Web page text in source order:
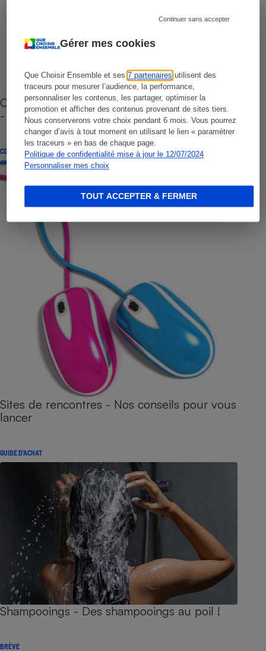
Gérer mes cookies
Que Choisir Ensemble et ses7 partenaires utilisent des
traceurs pour mesurer l’audience, la performance,
personnaliser les contenus, les partager, optimiser la
promotion et afficher des contenus provenant de sites tiers.
Nous conserverons votre choix pendant 6 mois. Vous pourrez
changer d’avis à tout moment en utilisant le lien « paramétrer
les traceurs » en bas de chaque page.
Politique de confidentialité mise à jour le 12/07/2024
Personnaliser mes choix
Continuer sans accepter
TOUT ACCEPTER & FERMER
Cafetière à capsules zéro déchet CoffeeB (vidéo)
- Premières impressions
CONSEILS
Sites de rencontres - Nos conseils pour vous
lancer
GUIDE D'ACHAT
Shampooings - Des shampooings au poil !
BRÈVE